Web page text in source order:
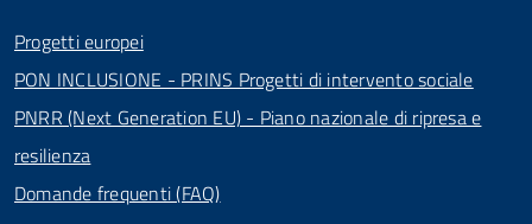
Progetti europei
PON INCLUSIONE - PRINS Progetti di intervento sociale
PNRR (Next Generation EU) - Piano nazionale di ripresa e
resilienza
Domande frequenti (FAQ)